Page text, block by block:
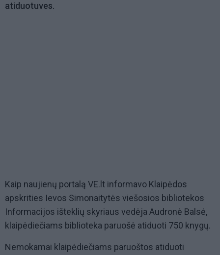
atiduotuves.
Kaip naujienų portalą VE.lt informavo Klaipėdos
apskrities Ievos Simonaitytės viešosios bibliotekos
Informacijos išteklių skyriaus vedėja Audronė Balsė,
klaipėdiečiams biblioteka paruošė atiduoti 750 knygų.
Nemokamai klaipėdiečiams paruoštos atiduoti